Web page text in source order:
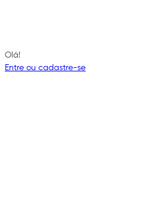
Olá!
Entre ou cadastre-se